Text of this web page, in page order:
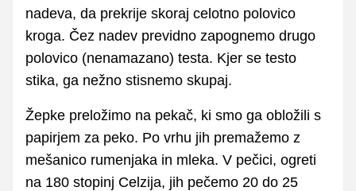
nadeva, da prekrije skoraj celotno polovico
kroga. Čez nadev previdno zapognemo drugo
polovico (nenamazano) testa. Kjer se testo
stika, ga nežno stisnemo skupaj.
Žepke preložimo na pekač, ki smo ga obložili s
papirjem za peko. Po vrhu jih premažemo z
mešanico rumenjaka in mleka. V pečici, ogreti
na 180 stopinj Celzija, jih pečemo 20 do 25